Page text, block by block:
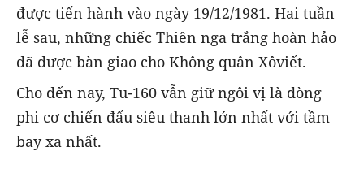
được tiến hành vào ngày 19/12/1981. Hai tuần
lễ sau, những chiếc Thiên nga trắng hoàn hảo
đã được bàn giao cho Không quân Xôviết.
Cho đến nay, Tu-160 vẫn giữ ngôi vị là dòng
phi cơ chiến đấu siêu thanh lớn nhất với tầm
bay xa nhất.